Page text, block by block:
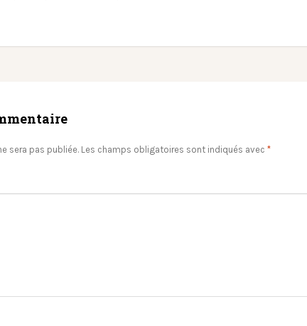
sera pas publiée. Les champs obligatoires sont indiqués avec *